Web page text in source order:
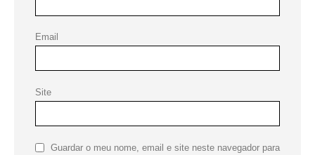
Email
Site
Guardar o meu nome, email e site neste navegador para